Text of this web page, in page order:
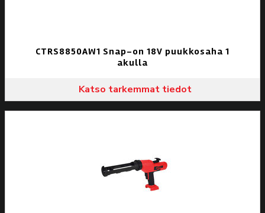
CTRS8850AW1 Snap-on 18V puukkosaha 1
akulla
Katso tarkemmat tiedot